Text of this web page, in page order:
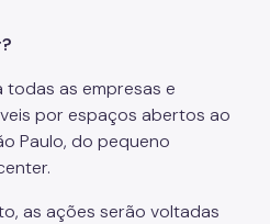
as empresas e
por espaços abertos ao
Paulo, do pequeno
as ações serão voltadas